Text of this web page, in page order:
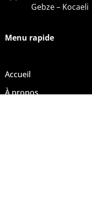
Gebze – Kocaeli
Menu rapide
Accueil
À propos